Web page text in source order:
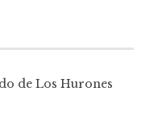
de Los Hurones